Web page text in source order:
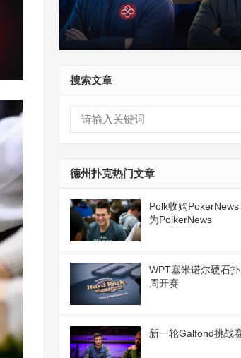
Coinpoker虚拟货币德州扑克平台
搜索文章
德州扑克热门文章
Polk收购
为PolkerNews
WPT塞米诺尔硬石
周开赛
新一轮Galfond挑战